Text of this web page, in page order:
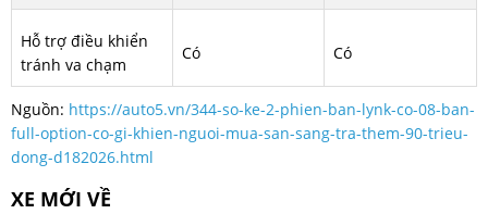
Hỗ trợ điều khiển
tránh va chạm
Có Có
Nguồn: https://auto5.vn/344-so-ke-2-phien-ban-lynk-co-08-ban-
full-option-co-gi-khien-nguoi-mua-san-sang-tra-them-90-trieu-
dong-d182026.html
XE MỚI VỀ